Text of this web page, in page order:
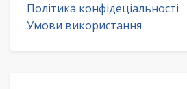
Політика конфідеціальності
Умови використання